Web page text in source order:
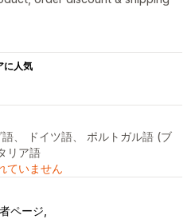
に人気
、 ドイツ語、 ポルトガル語 (ブ
リア語
ていません
ページ